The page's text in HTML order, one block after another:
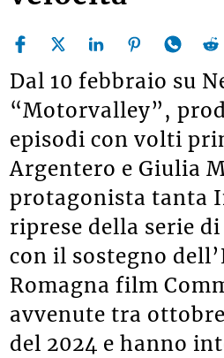
Dal 10 febbraio su
“Motorvalley”,
episodi con volti
Argentero e Giulia
protagonista tanta
riprese della serie
con il sostegno
Romagna film
avvenute tra
del 2024 e hanno